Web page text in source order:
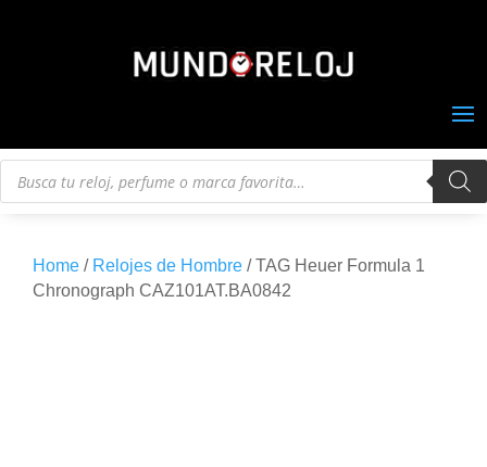
Búsqueda
Home / Relojes de Hombre / TAG Heuer Formula 1
Chronograph CAZ101AT.BA0842